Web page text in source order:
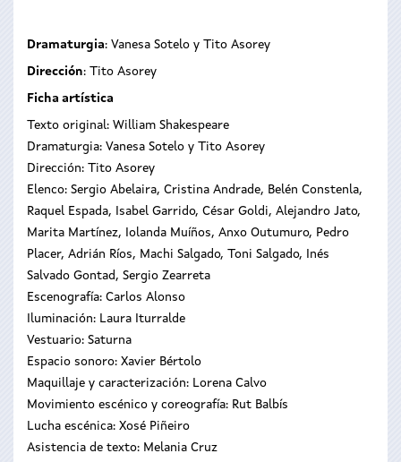
Dramaturgia: Vanesa Sotelo y Tito Asorey
Dirección: Tito Asorey
Ficha artística
Texto original: William Shakespeare
Dramaturgia: Vanesa Sotelo y Tito Asorey
Dirección: Tito Asorey
Elenco: Sergio Abelaira, Cristina Andrade, Belén Constenla,
Raquel Espada, Isabel Garrido, César Goldi, Alejandro Jato,
Marita Martínez, Iolanda Muíños, Anxo Outumuro, Pedro
Placer, Adrián Ríos, Machi Salgado, Toni Salgado, Inés
Salvado Gontad, Sergio Zearreta
Escenografía: Carlos Alonso
Iluminación: Laura Iturralde
Vestuario: Saturna
Espacio sonoro: Xavier Bértolo
Maquillaje y caracterización: Lorena Calvo
Movimiento escénico y coreografía: Rut Balbís
Lucha escénica: Xosé Piñeiro
Asistencia de texto: Melania Cruz